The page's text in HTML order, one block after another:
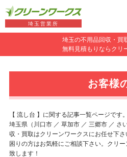
埼玉の不用品回収・買
無料見積もりならクリ
埼玉営業所
お客様
【 流し台 】に関する記事一覧ページです。
埼玉県（川口市 ／ 草加市 ／ 三郷市 ／ さ
収・買取はクリーンワークスにお任せ下
困りの方はお気軽にご相談下さい。クリ
致します！